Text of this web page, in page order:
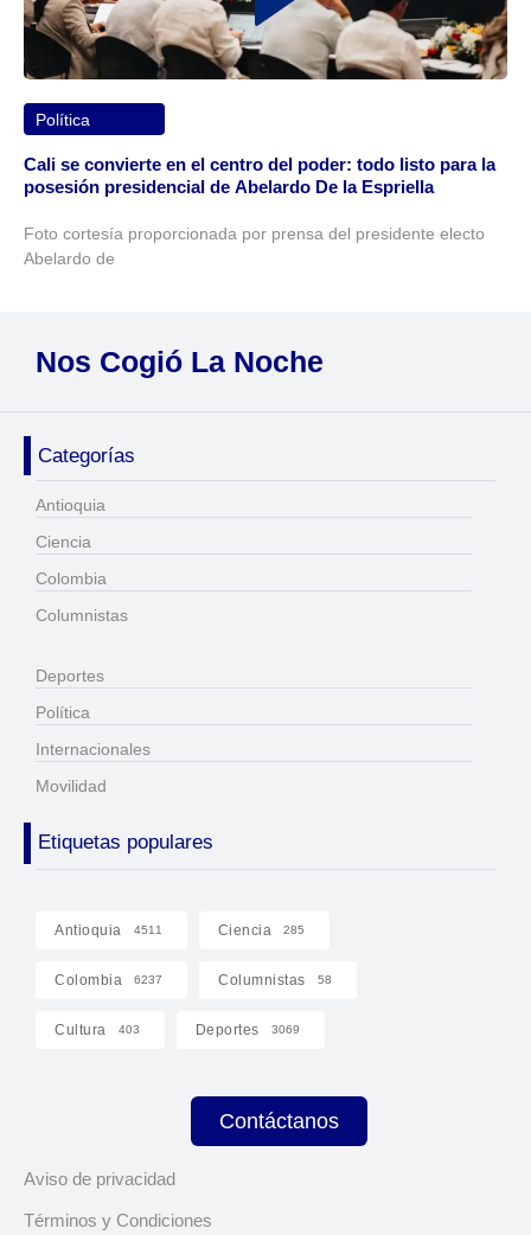
Política
Cali se convierte en el centro del poder: todo listo para la
posesión presidencial de Abelardo De la Espriella
Foto cortesía proporcionada por prensa del presidente electo
Abelardo de
Nos Cogió La Noche
Categorías
Antioquia
Ciencia
Colombia
Columnistas
Deportes
Política
Internacionales
Movilidad
Etiquetas populares
Antioquia 4511 Ciencia 285
Colombia 6237 Columnistas 58
Cultura 403 Deportes 3069
Contáctanos
Aviso de privacidad
Términos y Condiciones